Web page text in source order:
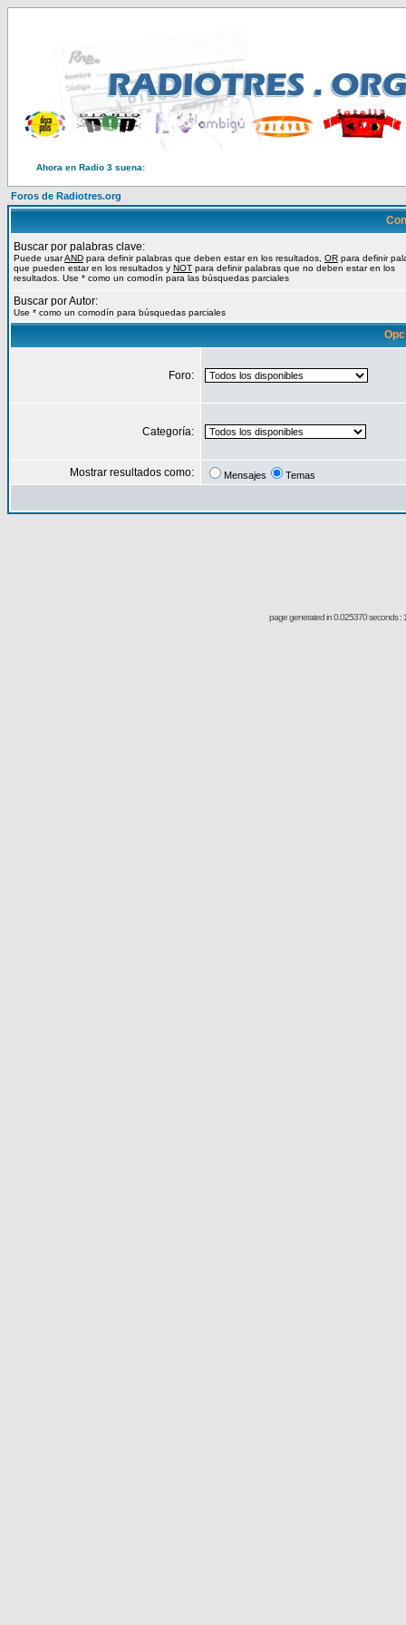
Ahora en Radio 3 suena:
Foros de Radiotres.org
Buscar por palabras clave:
Puede usarAND para definir palabras que deben estar en los resultados, OR para definir
que pueden estar en los resultados y NOT para definir palabras que no deben estar en los
resultados. Use * como un comodín para las búsquedas parciales
Buscar por Autor:
Use * como un comodín para búsquedas parciales
Foro:
Categoría:
Mostrar resultados como: Mensajes Temas
page generated in 0.025370 seconds :